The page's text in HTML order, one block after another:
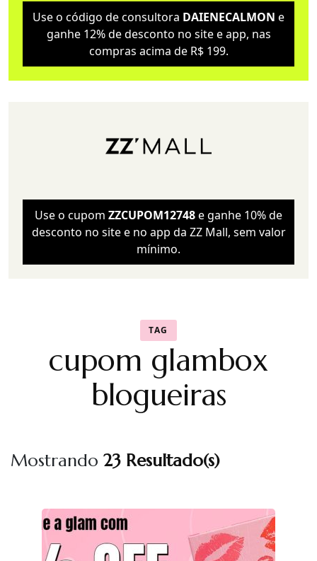
Use o código de consultora DAIENECALMON e
ganhe 12% de desconto no site e app, nas
compras acima de R$ 199.
Use o cupom ZZCUPOM12748e ganhe 10% de
desconto no site e no app da ZZ Mall, sem valor
mínimo.
TAG
cupom glambox
blogueiras
Mostrando 23 Resultado(s)